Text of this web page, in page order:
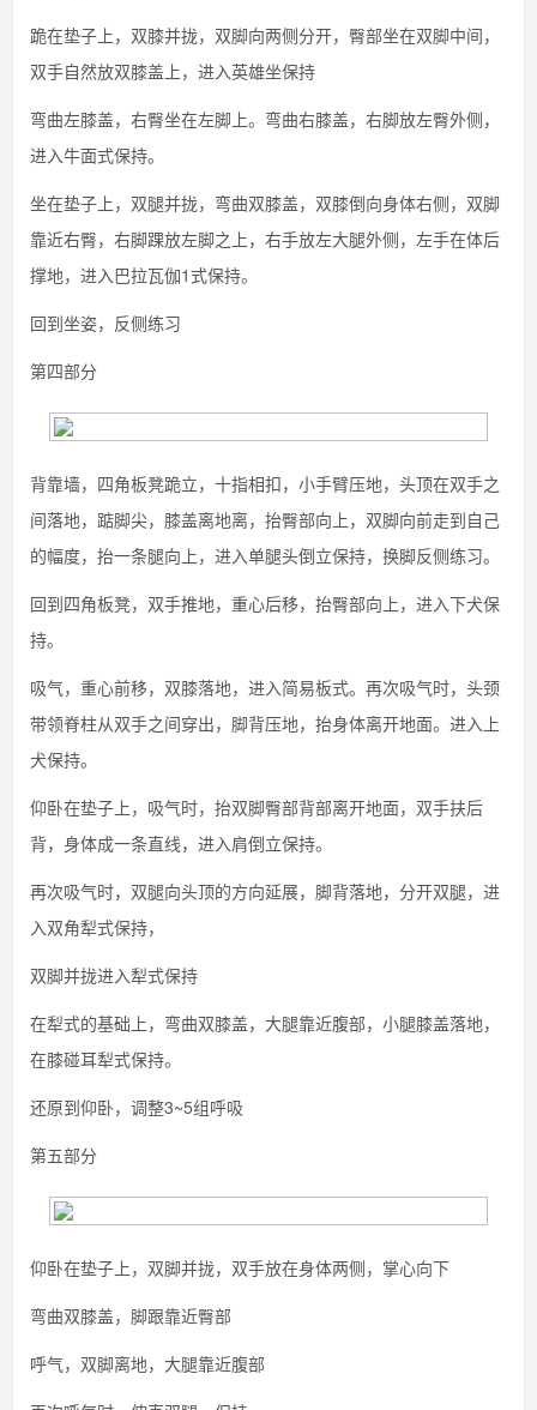
跪在垫子上，双膝并拢，双脚向两侧分开，臀部坐在双脚中间，
双手自然放双膝盖上，进入英雄坐保持
弯曲左膝盖，右臀坐在左脚上。弯曲右膝盖，右脚放左臀外侧，
进入牛面式保持。
坐在垫子上，双腿并拢，弯曲双膝盖，双膝倒向身体右侧，双脚
靠近右臀，右脚踝放左脚之上，右手放左大腿外侧，左手在体后
撑地，进入巴拉瓦伽1式保持。
回到坐姿，反侧练习
第四部分
背靠墙，四角板凳跪立，十指相扣，小手臂压地，头顶在双手之
间落地，踮脚尖，膝盖离地离，抬臀部向上，双脚向前走到自己
的幅度，抬一条腿向上，进入单腿头倒立保持，换脚反侧练习。
回到四角板凳，双手推地，重心后移，抬臀部向上，进入下犬保
持。
吸气，重心前移，双膝落地，进入简易板式。再次吸气时，头颈
带领脊柱从双手之间穿出，脚背压地，抬身体离开地面。进入上
犬保持。
仰卧在垫子上，吸气时，抬双脚臀部背部离开地面，双手扶后
背，身体成一条直线，进入肩倒立保持。
再次吸气时，双腿向头顶的方向延展，脚背落地，分开双腿，进
入双角犁式保持，
双脚并拢进入犁式保持
在犁式的基础上，弯曲双膝盖，大腿靠近腹部，小腿膝盖落地，
在膝碰耳犁式保持。
还原到仰卧，调整3~5组呼吸
第五部分
仰卧在垫子上，双脚并拢，双手放在身体两侧，掌心向下
弯曲双膝盖，脚跟靠近臀部
呼气，双脚离地，大腿靠近腹部